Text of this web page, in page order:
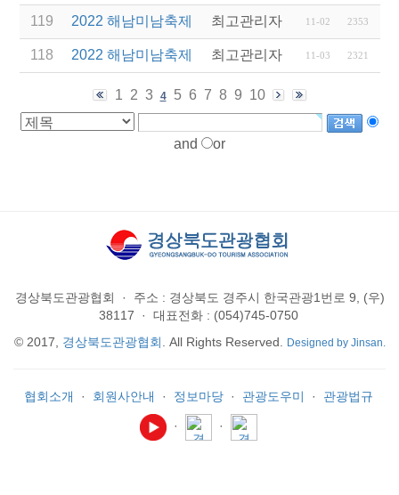
119 2022 해남미남축제 연계 차량비 지원 사업 안내
최고관리자 11-02 2353
118 2022 해남미남축제 연계 차량비 지원 사업 변경 안내
최고관리자 11-03 2321
1 2 3 4 5 6 7 8 9 10
and or
경상북도관광협회 ·
주소 : 경상북도 경주시 한국관광1번로 9, (우)
38117
·
대표전화 : (054)745-0750
© 2017, 경상북도관광협회 . All Rights Reserved. Designed by Jinsan.
협회소개 · 회원사안내 · 정보마당 · 관광도우미 · 관광법규
· ·